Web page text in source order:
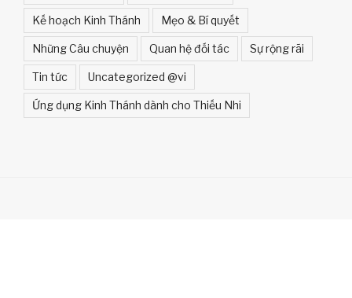
Kế hoạch Kinh Thánh Mẹo & Bí quyết
Những Câu chuyện Quan hệ đối tác Sự rộng rãi
Tin tức Uncategorized @vi
Ứng dụng Kinh Thánh dành cho Thiếu Nhi